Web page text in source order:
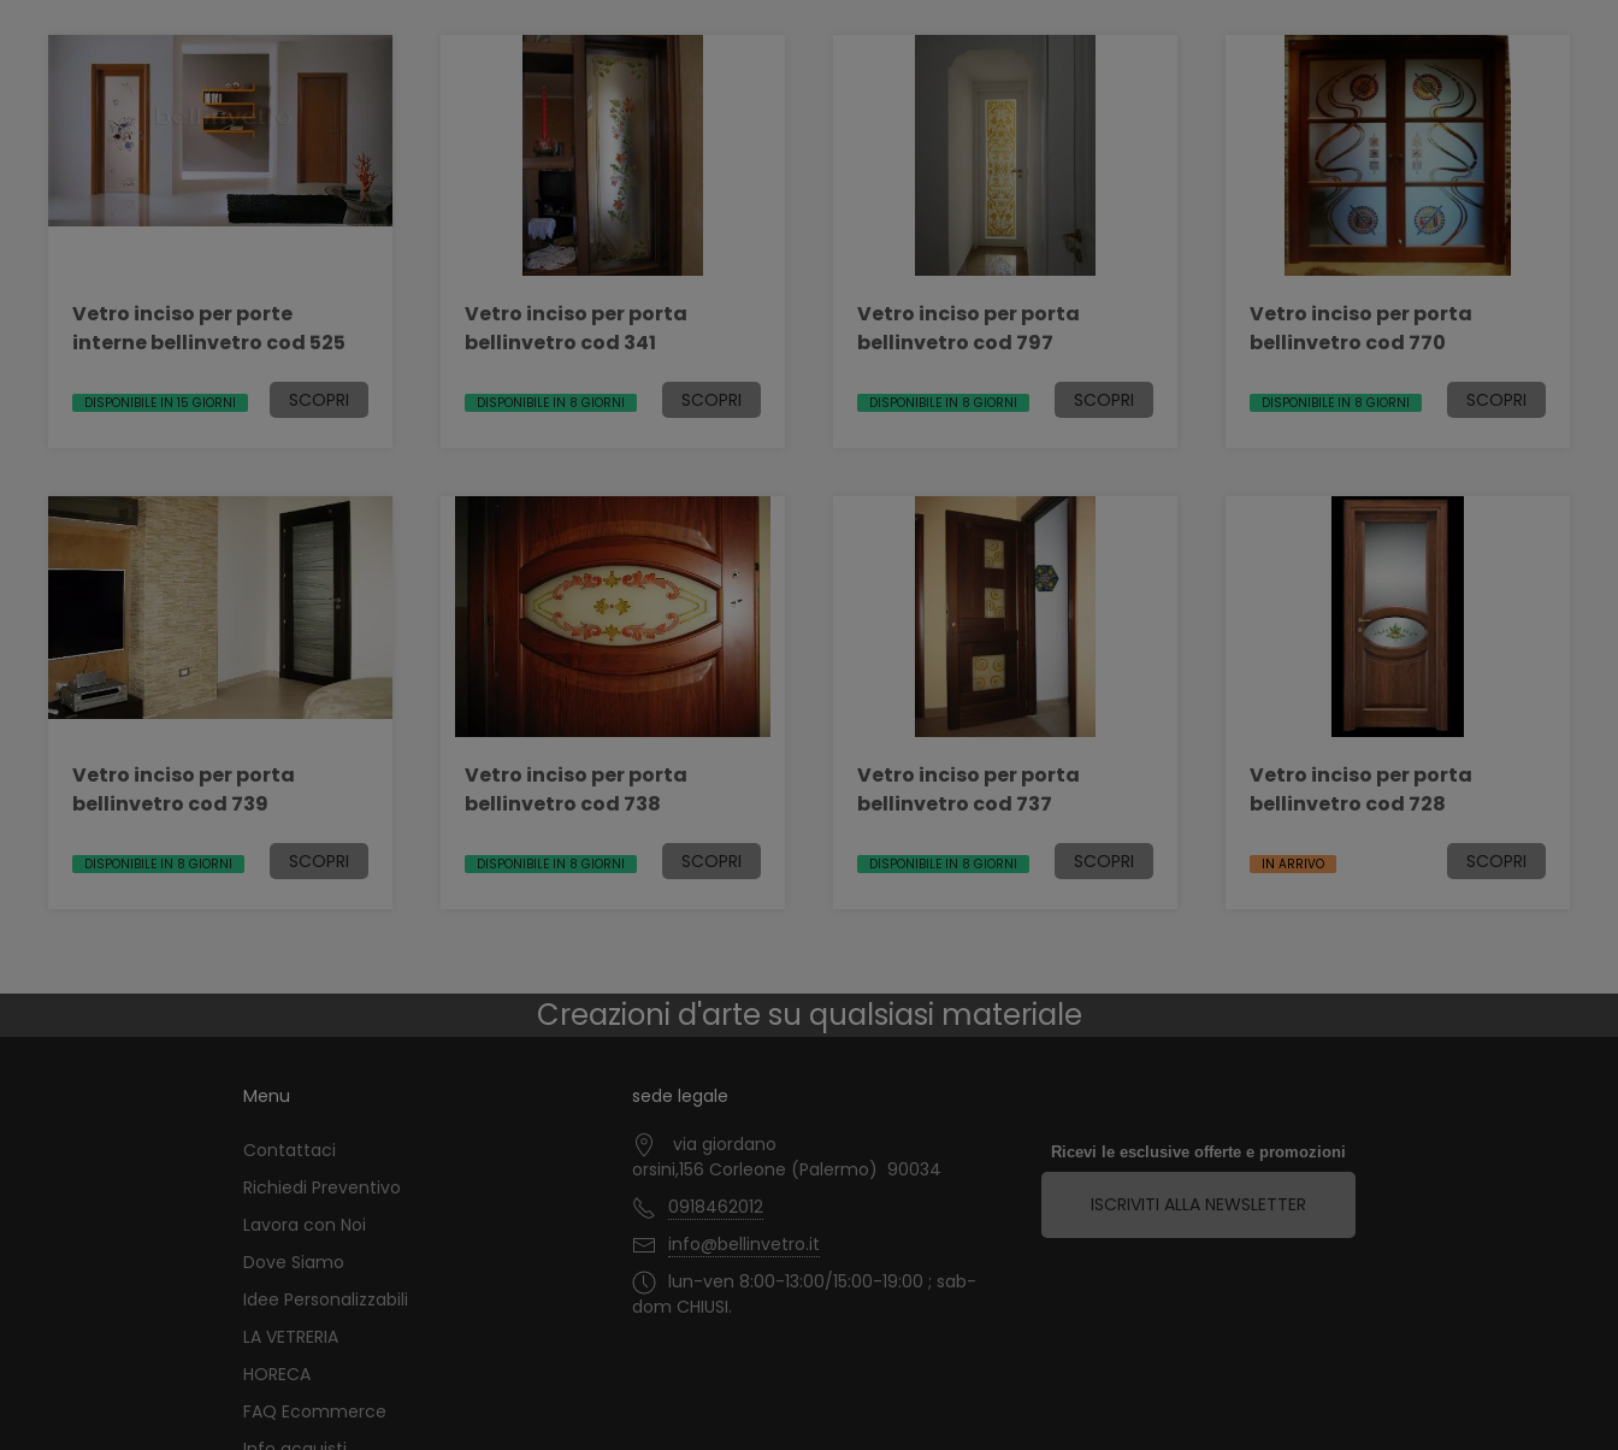
Vetro inciso per porte
interne bellinvetro cod 525
DISPONIBILE IN 15 GIORNI SCOPRI
Vetro inciso per porta
bellinvetro cod 341
DISPONIBILE IN 8 GIORNI SCOPRI
Vetro inciso per porta
bellinvetro cod 797
DISPONIBILE IN 8 GIORNI SCOPRI
Vetro inciso per porta
bellinvetro cod 770
DISPONIBILE IN 8 GIORNI SCOPRI
Vetro inciso per porta
bellinvetro cod 739
DISPONIBILE IN 8 GIORNI SCOPRI
Vetro inciso per porta
bellinvetro cod 738
DISPONIBILE IN 8 GIORNI SCOPRI
Vetro inciso per porta
bellinvetro cod 737
DISPONIBILE IN 8 GIORNI SCOPRI
Vetro inciso per porta
bellinvetro cod 728
IN ARRIVO SCOPRI
Creazioni d'arte su qualsiasi materiale
Menu
Contattaci
Richiedi Preventivo
Lavora con Noi
Dove Siamo
Idee Personalizzabili
LA VETRERIA
HORECA
FAQ Ecommerce
sede legale
via giordano
orsini,156 Corleone (Palermo) 90034
0918462012
info@bellinvetro.it
lun-ven 8:00-13:00/15:00-19:00 ; sab-
dom CHIUSI.
Ricevi le esclusive offerte e promozioni
ISCRIVITI ALLA NEWSLETTER